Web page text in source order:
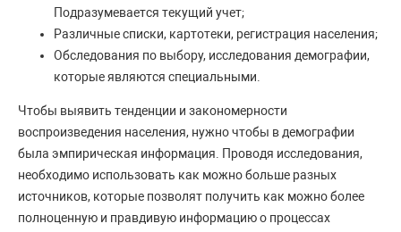
Подразумевается текущий учет;
Различные списки, картотеки, регистрация населения;
Обследования по выбору, исследования демографии,
которые являются специальными.
Чтобы выявить тенденции и закономерности
воспроизведения населения, нужно чтобы в демографии
была эмпирическая информация. Проводя исследования,
необходимо использовать как можно больше разных
источников, которые позволят получить как можно более
полноценную и правдивую информацию о процессах